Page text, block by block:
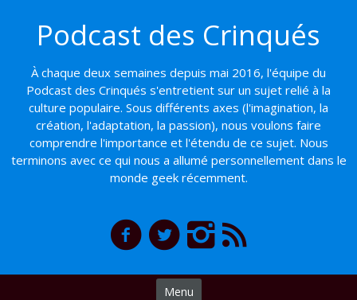
contenu
Podcast des Crinqués
À chaque deux semaines depuis mai 2016, l'équipe du
Podcast des Crinqués s'entretient sur un sujet relié à la
culture populaire. Sous différents axes (l'imagination, la
création, l'adaptation, la passion), nous voulons faire
comprendre l'importance et l'étendu de ce sujet. Nous
terminons avec ce qui nous a allumé personnellement dans le
monde geek récemment.
Menu